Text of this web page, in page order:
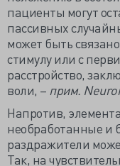
пациенты могут
пассивных
может быть
стимулу или с
расстройство,
воли, – прим.
Напротив,
необработанные и
раздражители
Так, на